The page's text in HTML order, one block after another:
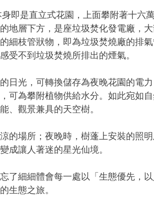
即是直立式花園，上面攀附著十六
地層下方，是座垃圾焚化發電廠，
細枝管狀物，即為垃圾焚燒廠的排
受不到垃圾焚燒所排出的煙氣。
日光，可轉換儲存為夜晚花園的電
可為攀附植物供給水分。如此宛如
、觀景兼具的天空樹。
的場所；夜晚時，樹蓬上安裝的照明
成讓人著迷的星光仙境。
了細細體會每一處以「生態優先，
生態之旅。